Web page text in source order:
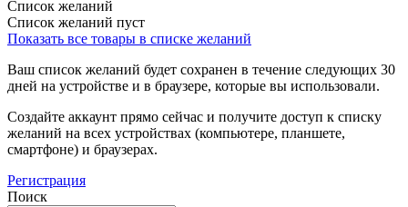
Список желаний
Список желаний пуст
Показать все товары в списке желаний
Ваш список желаний будет сохранен в течение следующих 30
дней на устройстве и в браузере, которые вы использовали.
Создайте аккаунт прямо сейчас и получите доступ к списку
желаний на всех устройствах (компьютере, планшете,
смартфоне) и браузерах.
Регистрация
Поиск